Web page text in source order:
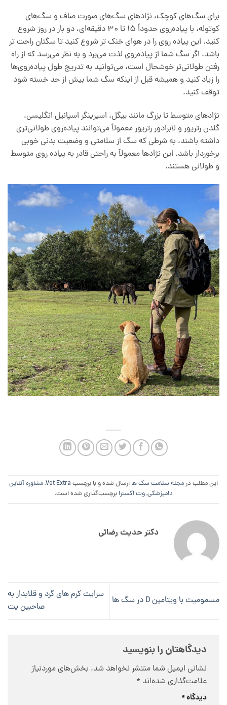
برای سگ‌های کوچک، نژادهای سگ‌های صورت صاف و سگ‌های
کوتوله، با پیاده‌روی حدوداً 15 تا 30 دقیقه‌ای، دو بار در روز شروع
کنید. این پیاده روی را در هوای خنک تر شروع کنید تا سگتان راحت تر
باشد. اگر سگ شما از پیاده‌روی لذت می‌برد و به نظر می‌رسد که از راه
رفتن طولانی‌تر خوشحال است، می‌توانید به تدریج طول پیاده‌روی‌ها
را زیاد کنید و همیشه قبل از اینکه سگ شما بیش از حد خسته شود
توقف کنید.
نژادهای متوسط ​​تا بزرگ مانند بیگل، اسپرینگر اسپانیل انگلیسی،
گلدن رتریور و لابرادور رتریور معمولاً می‌توانند پیاده‌روی طولانی‌تری
داشته باشند، به شرطی که سگ از سلامتی و وضعیت بدنی خوبی
برخوردار باشد. این نژادها معمولاً به راحتی قادر به پیاده روی متوسط ​​
و طولانی هستند.
این مطلب درمجله سلامت سگ ها ارسال شده و با برچسب Vet Extra
,مشاوره آنلاین
دامپزشکی,وت اکسترا برچسب‌گذاری شده است.
دکتر حدیث رضائی
مسمومیت با ویتامین D در سگ ها
سرایت کرم های گرد و قلابدار به
صاحبین پت
دیدگاهتان را بنویسید
نشانی ایمیل شما منتشر نخواهد شد. بخش‌های موردنیاز
علامت‌گذاری شده‌اند *
دیدگاه*